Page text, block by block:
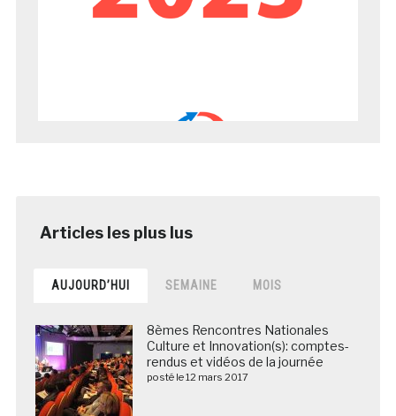
AUJOURD’HUI SEMAINE MOIS
8èmes Rencontres Nationales
Culture et Innovation(s): comptes-
rendus et vidéos de la journée
posté le 12 mars 2017